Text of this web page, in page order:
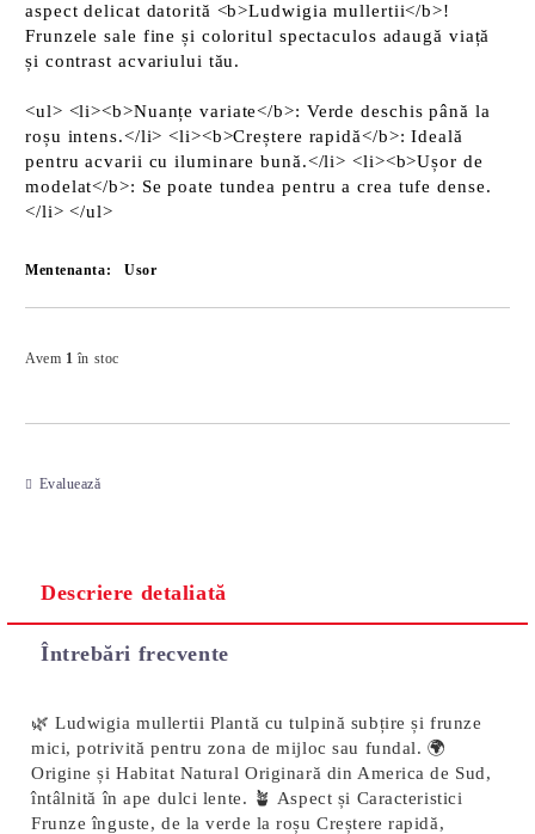
aspect delicat datorită <b>Ludwigia mullertii</b>!
Frunzele sale fine și coloritul spectaculos adaugă viață
și contrast acvariului tău.
<ul> <li><b>Nuanțe variate</b>: Verde deschis până la
roșu intens.</li> <li><b>Creștere rapidă</b>: Ideală
pentru acvarii cu iluminare bună.</li> <li><b>Ușor de
modelat</b>: Se poate tundea pentru a crea tufe dense.
</li> </ul>
Mentenanta: Usor
Avem 1 în stoc
Evaluează
Descriere detaliată
Întrebări frecvente
🌿 Ludwigia mullertii Plantă cu tulpină subțire și frunze
mici, potrivită pentru zona de mijloc sau fundal. 🌍
Origine și Habitat Natural Originară din America de Sud,
întâlnită în ape dulci lente. 🪴 Aspect și Caracteristici
Frunze înguste, de la verde la roșu Creștere rapidă,